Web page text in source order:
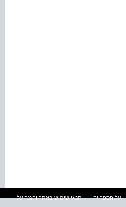
על הספרייה
תנאי שימוש באתר והגנה על